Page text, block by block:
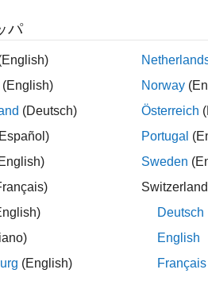
ループ カウンターを変更するた
します。別の場所でループ カウ
for
ループのループ本体またはル
ターの変更にフラグを設定します。
り、構造体のあるフィールドがポ
合、違反は報告されません。
ティング
定されるものの、Polyspace ®から
パ
(English)
(Deutsch)
(English)
Norway
Österreich
Portugal
Sweden
Switzerland
Deutsch
English
Français